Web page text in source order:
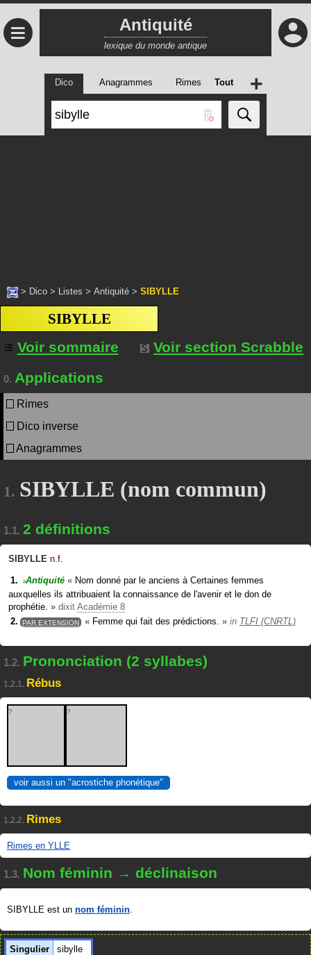
≡ Antiquité
lexique du monde antique
Dico Anagrammes Rimes Tout +
> Dico > Listes > Antiquité > SIBYLLE
SIBYLLE
Voir sommaire
Voir section Scrabble
0. Applications
Rimes
Dico inverse
Anagrammes
1. SIBYLLE (nom commun)
1.1. 2 définitions
SIBYLLE n.f.
#Antiquité « Nom donné par le anciens à Certaines femmes
auxquelles ils attribuaient la connaissance de l'avenir et le don de
prophétie. » dixit Académie 8
PAR EXTENSION « Femme qui fait des prédictions. » in TLFI (CNRTL)
1.2. Prononciation (2 syllabes)
1.2.1. Rébus
? ?
voir aussi un "acrostiche phonétique"
1.2.2. Rimes
Rimes en YLLE
1.3. Nom féminin → déclinaison
SIBYLLE est un nom féminin.
Singulier
sibylle